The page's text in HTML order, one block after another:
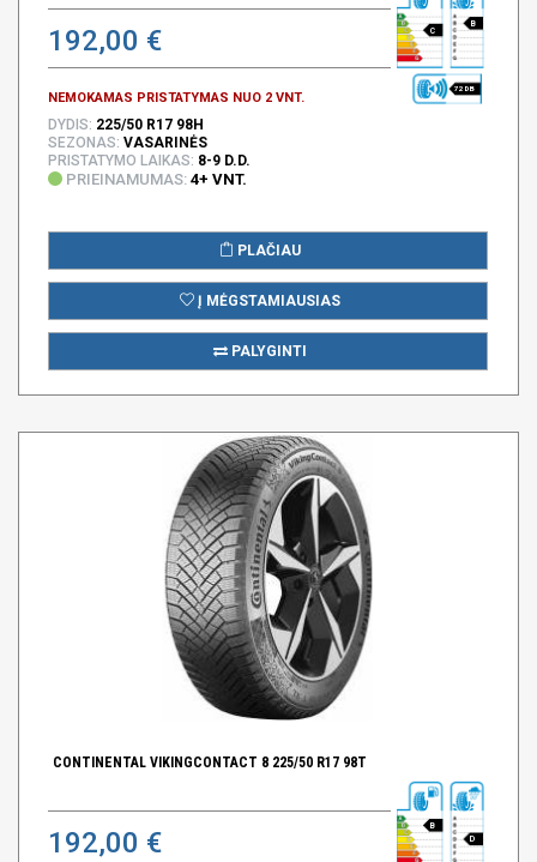
192,00 €
NEMOKAMAS PRISTATYMAS NUO 2 VNT.
C
B
72 DB
DYDIS: 225/50 R17 98H
SEZONAS: VASARINĖS
PRISTATYMO LAIKAS: 8-9 D.D.
PRIEINAMUMAS: 4+ VNT.
PLAČIAU
Į MĖGSTAMIAUSIAS
PALYGINTI
CONTINENTAL VIKINGCONTACT 8 225/50 R17 98T
192,00 €
B
D